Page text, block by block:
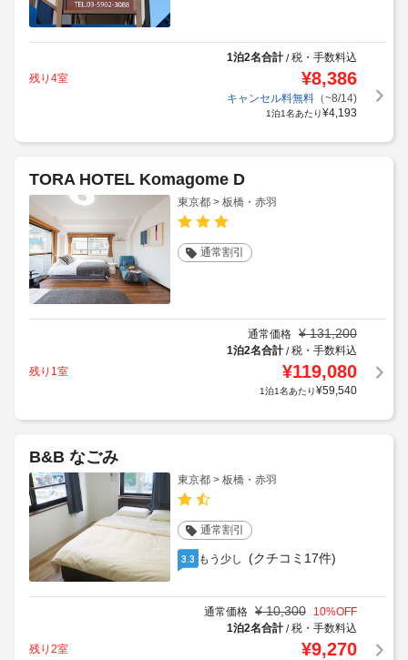
1泊2名合計/税・手数料込
残り4室
¥8,386
キャンセル料無料（~8/14)
1泊1名あたり¥4,193
TORA HOTEL Komagome D
東京都 > 板橋・赤羽
通常割引
通常価格 ¥ 131,200
1泊2名合計/税・手数料込
残り1室
¥119,080
1泊1名あたり¥59,540
B&B なごみ
東京都 > 板橋・赤羽
通常割引
3.3 もう少し (クチコミ17件)
通常価格 ¥ 10,300 10%OFF
1泊2名合計/税・手数料込
残り2室
¥9,270